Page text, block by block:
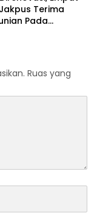
Terima
Pada
Ruas yang